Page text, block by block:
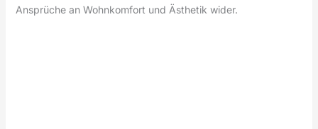
Ansprüche an Wohnkomfort und Ästhetik wider.